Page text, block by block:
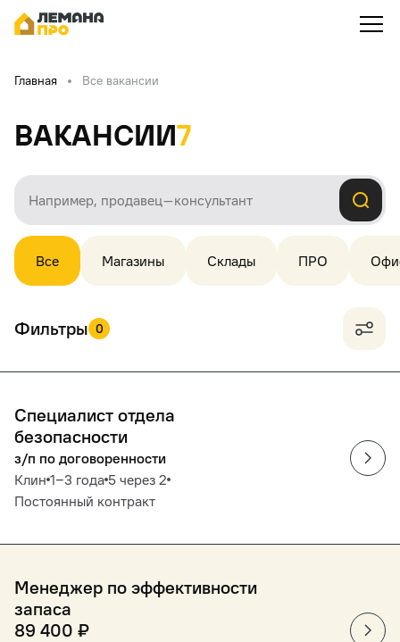
Главная Все вакансии
Вакансии7
Все Магазины Склады ПРО
Фильтры 0
Специалист отдела
безопасности
з/п по договоренности
Клин 1‒3 года 5 через 2
Постоянный контракт
Менеджер по эффективности
запаса
89 400 ₽